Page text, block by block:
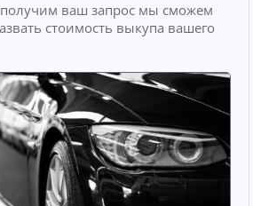
ваш запрос мы сможем
стоимость выкупа вашего